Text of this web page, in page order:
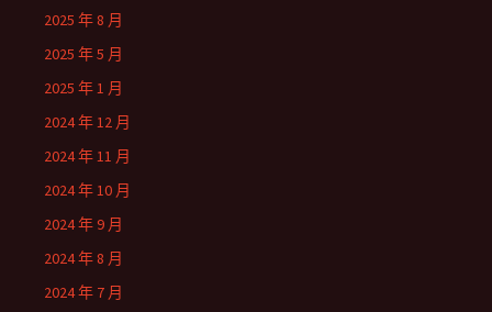
2025 年 8 月
2025 年 5 月
2025 年 1 月
2024 年 12 月
2024 年 11 月
2024 年 10 月
2024 年 9 月
2024 年 8 月
2024 年 7 月